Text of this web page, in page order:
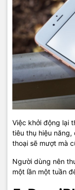
Việc khởi động lại
tiêu thụ hiệu năng,
thoại sẽ mượt mà
Người dùng nên
một lần một tuần